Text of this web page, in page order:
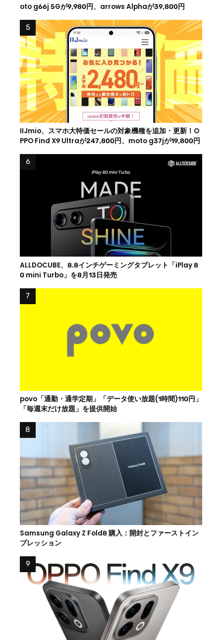
oto g66j 5Gが9,980円、arrows Alphaが39,800円
IIJmio、スマホ大特価セールの対象機種を追加・更新！O
PPO Find X9 Ultraが247,800円、moto g37jが19,800円
ALLDOCUBE、8.8インチゲーミングタブレット「iPlay 8
0 mini Turbo」を8月13日発売
povo「通勤・通学定期」「データ使い放題(1時間)110円」
「毎週末だけ放題」を提供開始
Samsung Galaxy Z Fold8 購入：開封とファーストイン
プレッション